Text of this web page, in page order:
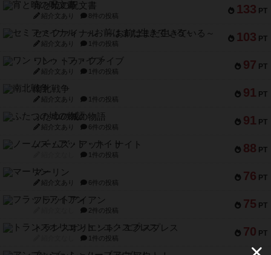
133 PT
宵と暁の呪文書
紹介文あり 8件の投稿
103 PT
セミファイナル ～お前はまだ生きている～
紹介文あり 1件の投稿
97 PT
ワン・トゥ・ファイブ
紹介文あり 1件の投稿
91 PT
南北戦争
紹介文あり 1件の投稿
91 PT
ふたつの城の物語
紹介文あり 6件の投稿
88 PT
ノームズ・アット・ナイト
1件の投稿
76 PT
マーリン
紹介文あり 6件の投稿
75 PT
フラットアイアン
2件の投稿
70 PT
トランスオリエント・エクスプレス
1件の投稿